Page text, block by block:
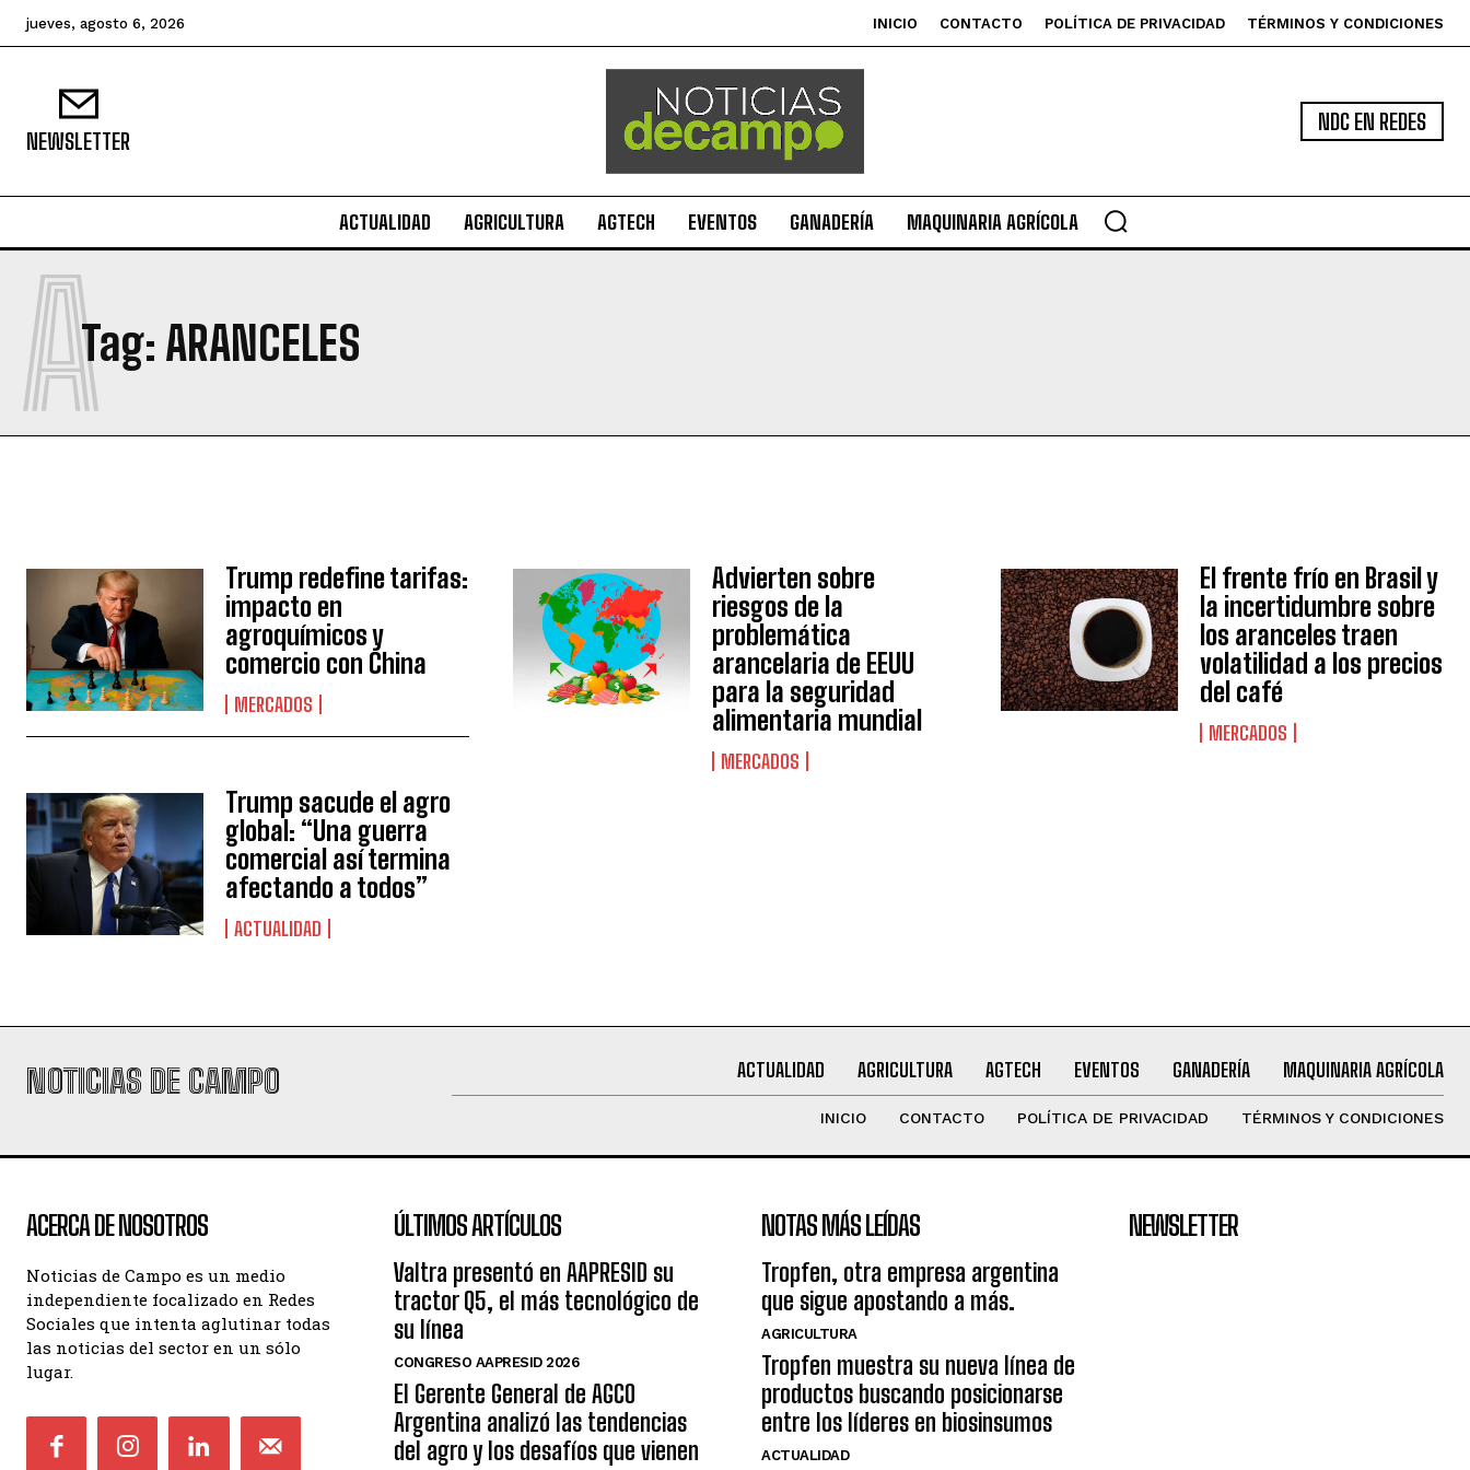
QUIERO SUSCRIBIRME
Leí y acepto laPolítica de Privacidad.
jueves, agosto 6, 2026 INICIO CONTACTO POLÍTICA DE PRIVACIDAD TÉRMINOS Y CONDICIONES
NEWSLETTER
NDC EN REDES
ACTUALIDAD AGRICULTURA AGTECH EVENTOS GANADERÍA MAQUINARIA AGRÍCOLA
Tag: ARANCELES
A
Trump redefine tarifas:
impacto en
agroquímicos y
comercio con China
MERCADOS
Advierten sobre
riesgos de la
problemática
arancelaria de EEUU
para la seguridad
alimentaria mundial
MERCADOS
El frente frío en Brasil y
la incertidumbre sobre
los aranceles traen
volatilidad a los precios
del café
MERCADOS
Trump sacude el agro
global: “Una guerra
comercial así termina
afectando a todos”
ACTUALIDAD
NOTICIAS DE CAMPO ACTUALIDAD AGRICULTURA AGTECH EVENTOS GANADERÍA MAQUINARIA AGRÍCOLA
INICIO CONTACTO POLÍTICA DE PRIVACIDAD TÉRMINOS Y CONDICIONES
ACERCA DE NOSOTROS
Noticias de Campo es un medio
independiente focalizado en Redes
Sociales que intenta aglutinar todas
las noticias del sector en un sólo
lugar.
ÚLTIMOS ARTÍCULOS
Valtra presentó en AAPRESID su
tractor Q5, el más tecnológico de
su línea
CONGRESO AAPRESID 2026
El Gerente General de AGCO
Argentina analizó las tendencias
del agro y los desafíos que vienen
NOTAS MÁS LEÍDAS
Tropfen, otra empresa argentina
que sigue apostando a más.
AGRICULTURA
Tropfen muestra su nueva línea de
productos buscando posicionarse
entre los líderes en biosinsumos
ACTUALIDAD
NEWSLETTER